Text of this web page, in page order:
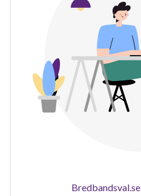
Bredbandsval.se